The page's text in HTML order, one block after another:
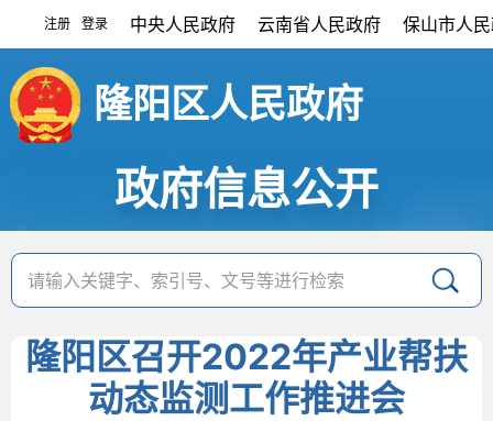
注册 登录 中央人民政府 云南省人民政府 保山市人
隆阳区人民政府
政府信息公开
隆阳区召开2022年产业帮扶
动态监测工作推进会